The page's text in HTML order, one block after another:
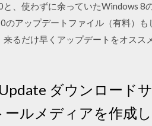
、使わずに余っていたWindows 8
アップデートファイル（有料）も
るだけ早くアップデートをオスス
ダウンロード
ルメディアを作成